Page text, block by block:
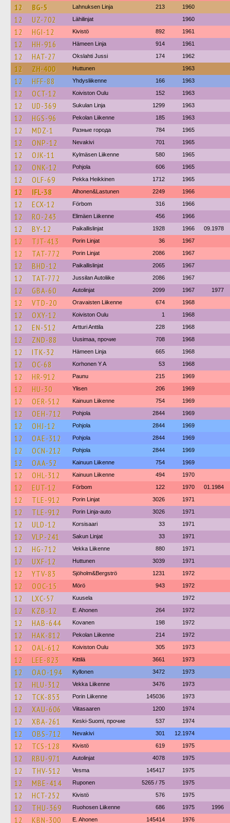
12 BG-5 Lahnuksen Linja 213 1960
12 UZ-702 Lähilinjat 1960
12 HGI-12 Kivistö 892 1961
12 HH-916 Hämeen Linja 914 1961
12 HAT-27 Okslahti Jussi 174 1962
12 ZH-400 Huttunen 1963
12 HFF-88 Yhdysliikenne 166 1963
12 OCT-12 Koiviston Oulu 152 1963
12 UD-369 Sukulan Linja 1299 1963
12 HGS-96 Pekolan Liikenne 185 1963
12 MDZ-1 Разные города 784 1965
12 ONP-12 Nevakivi 701 1965
12 OJK-11 Kylmäsen Liikenne 580 1965
12 ONK-12 Pohjola 606 1965
12 OLF-69 Pekka Heikkinen 1712 1965
12 IFL-38 Alhonen&Lastunen 2249 1966
12 ECX-12 Förbom 316 1966
12 RO-243 Elimäen Liikenne 456 1966
12 BY-12 Paikallislinjat 1928 1966 09.1978
12 TJT-413 Porin Linjat 36 1967
12 TAT-772 Porin Linjat 2086 1967
12 BHD-12 Paikallislinjat 2065 1967
12 TAT-772 Jussilan Autoliike 2086 1967
12 GBA-60 Autolinjat 2099 1967 1977
12 VTD-20 Oravaisten Liikenne 674 1968
12 OXY-12 Koiviston Oulu 1 1968
12 EN-512 Artturi Anttila 228 1968
12 ZND-88 Uusimaa, прочие 708 1968
12 ITK-32 Hämeen Linja 665 1968
12 OC-68 Korhonen Y A 53 1968
12 HR-912 Paunu 215 1969
12 HU-30 Ylisen 206 1969
12 OER-512 Kainuun Liikenne 754 1969
12 OEH-712 Pohjola 2844 1969
12 OHJ-12 Pohjola 2844 1969
12 OAE-312 Pohjola 2844 1969
12 OCN-212 Pohjola 2844 1969
12 OAA-52 Kainuun Liikenne 754 1969
12 OHL-312 Kainuun Liikenne 494 1970
12 EUT-12 Förbom 122 1970 01.1984
12 TLE-912 Porin Linjat 3026 1971
12 TLE-912 Porin Linja-auto 3026 1971
12 ULD-12 Korsisaari 33 1971
12 VLP-241 Sakun Linjat 33 1971
12 HG-712 Vekka Liikenne 880 1971
12 UXF-12 Huttunen 3039 1971
12 YTV-83 Sjöholm&Bergströ 1231 1972
12 OOC-15 Mörö 943 1972
12 LXC-57 Kuusela 1972
12 KZB-12 E. Ahonen 264 1972
12 HAB-644 Kovanen 198 1972
12 HAK-812 Pekolan Liikenne 214 1972
12 OAL-612 Koiviston Oulu 305 1973
12 LEE-823 Kittilä 3661 1973
12 OAO-194 Kyllonen 3472 1973
12 HLU-312 Vekka Liikenne 3476 1973
12 TCK-853 Porin Liikenne 145036 1973
12 XAU-606 Viitasaaren 1200 1974
12 XBA-261 Keski-Suomi, прочие 537 1974
12 OBS-712 Nevakivi 301 12.1974
12 TCS-128 Kivistö 619 1975
12 RBU-971 Autolinjat 4078 1975
12 THV-512 Vesma 145417 1975
12 MBE-414 Ruponen 5265 / 75 1975
12 HCT-252 Kivistö 576 1975
12 THU-369 Ruohosen Liikenne 686 1975 1996
12 KBN-300 E. Ahonen 145414 1976